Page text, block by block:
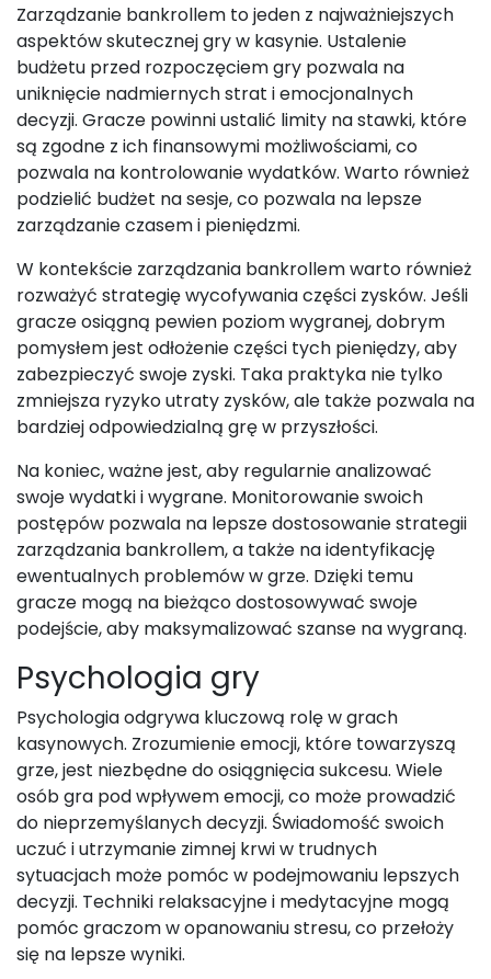
Zarządzanie bankrollem to jeden z najważniejszych
aspektów skutecznej gry w kasynie. Ustalenie
budżetu przed rozpoczęciem gry pozwala na
uniknięcie nadmiernych strat i emocjonalnych
decyzji. Gracze powinni ustalić limity na stawki, które
są zgodne z ich finansowymi możliwościami, co
pozwala na kontrolowanie wydatków. Warto również
podzielić budżet na sesje, co pozwala na lepsze
zarządzanie czasem i pieniędzmi.
W kontekście zarządzania bankrollem warto również
rozważyć strategię wycofywania części zysków. Jeśli
gracze osiągną pewien poziom wygranej, dobrym
pomysłem jest odłożenie części tych pieniędzy, aby
zabezpieczyć swoje zyski. Taka praktyka nie tylko
zmniejsza ryzyko utraty zysków, ale także pozwala na
bardziej odpowiedzialną grę w przyszłości.
Na koniec, ważne jest, aby regularnie analizować
swoje wydatki i wygrane. Monitorowanie swoich
postępów pozwala na lepsze dostosowanie strategii
zarządzania bankrollem, a także na identyfikację
ewentualnych problemów w grze. Dzięki temu
gracze mogą na bieżąco dostosowywać swoje
podejście, aby maksymalizować szanse na wygraną.
Psychologia gry
Psychologia odgrywa kluczową rolę w grach
kasynowych. Zrozumienie emocji, które towarzyszą
grze, jest niezbędne do osiągnięcia sukcesu. Wiele
osób gra pod wpływem emocji, co może prowadzić
do nieprzemyślanych decyzji. Świadomość swoich
uczuć i utrzymanie zimnej krwi w trudnych
sytuacjach może pomóc w podejmowaniu lepszych
decyzji. Techniki relaksacyjne i medytacyjne mogą
pomóc graczom w opanowaniu stresu, co przełoży
się na lepsze wyniki.